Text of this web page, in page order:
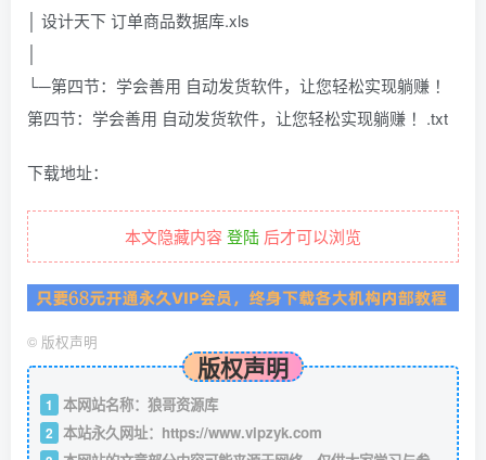
│ 设计天下 订单商品数据库.xls
└─第四节：学会善用 自动发货软件，让您轻松实现躺赚 ！
第四节：学会善用 自动发货软件，让您轻松实现躺赚 ！.txt
下载地址：
本文隐藏内容 登陆 后才可以浏览
© 版权声明
版权声明
1 本网站名称：狼哥资源库
2 本站永久网址： https://www.vipzyk.com